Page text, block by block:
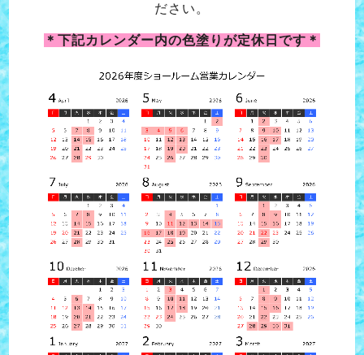
ださい。
＊下記カレンダー内の色塗りが定休日です＊